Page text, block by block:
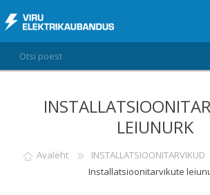
LOGI SISSE
LEIUNURK
Avaleht INSTALLATSIOONITARVIKUD
Installatsioonitarvikute